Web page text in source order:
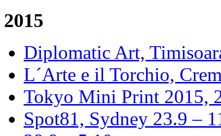
2015
Diplomatic Art,
L´Arte e il Torchio,
Tokyo Mini Print 2015,
Spot81, Sydney 23.9 –